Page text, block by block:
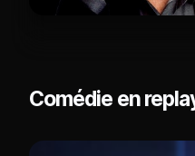
Comédie en